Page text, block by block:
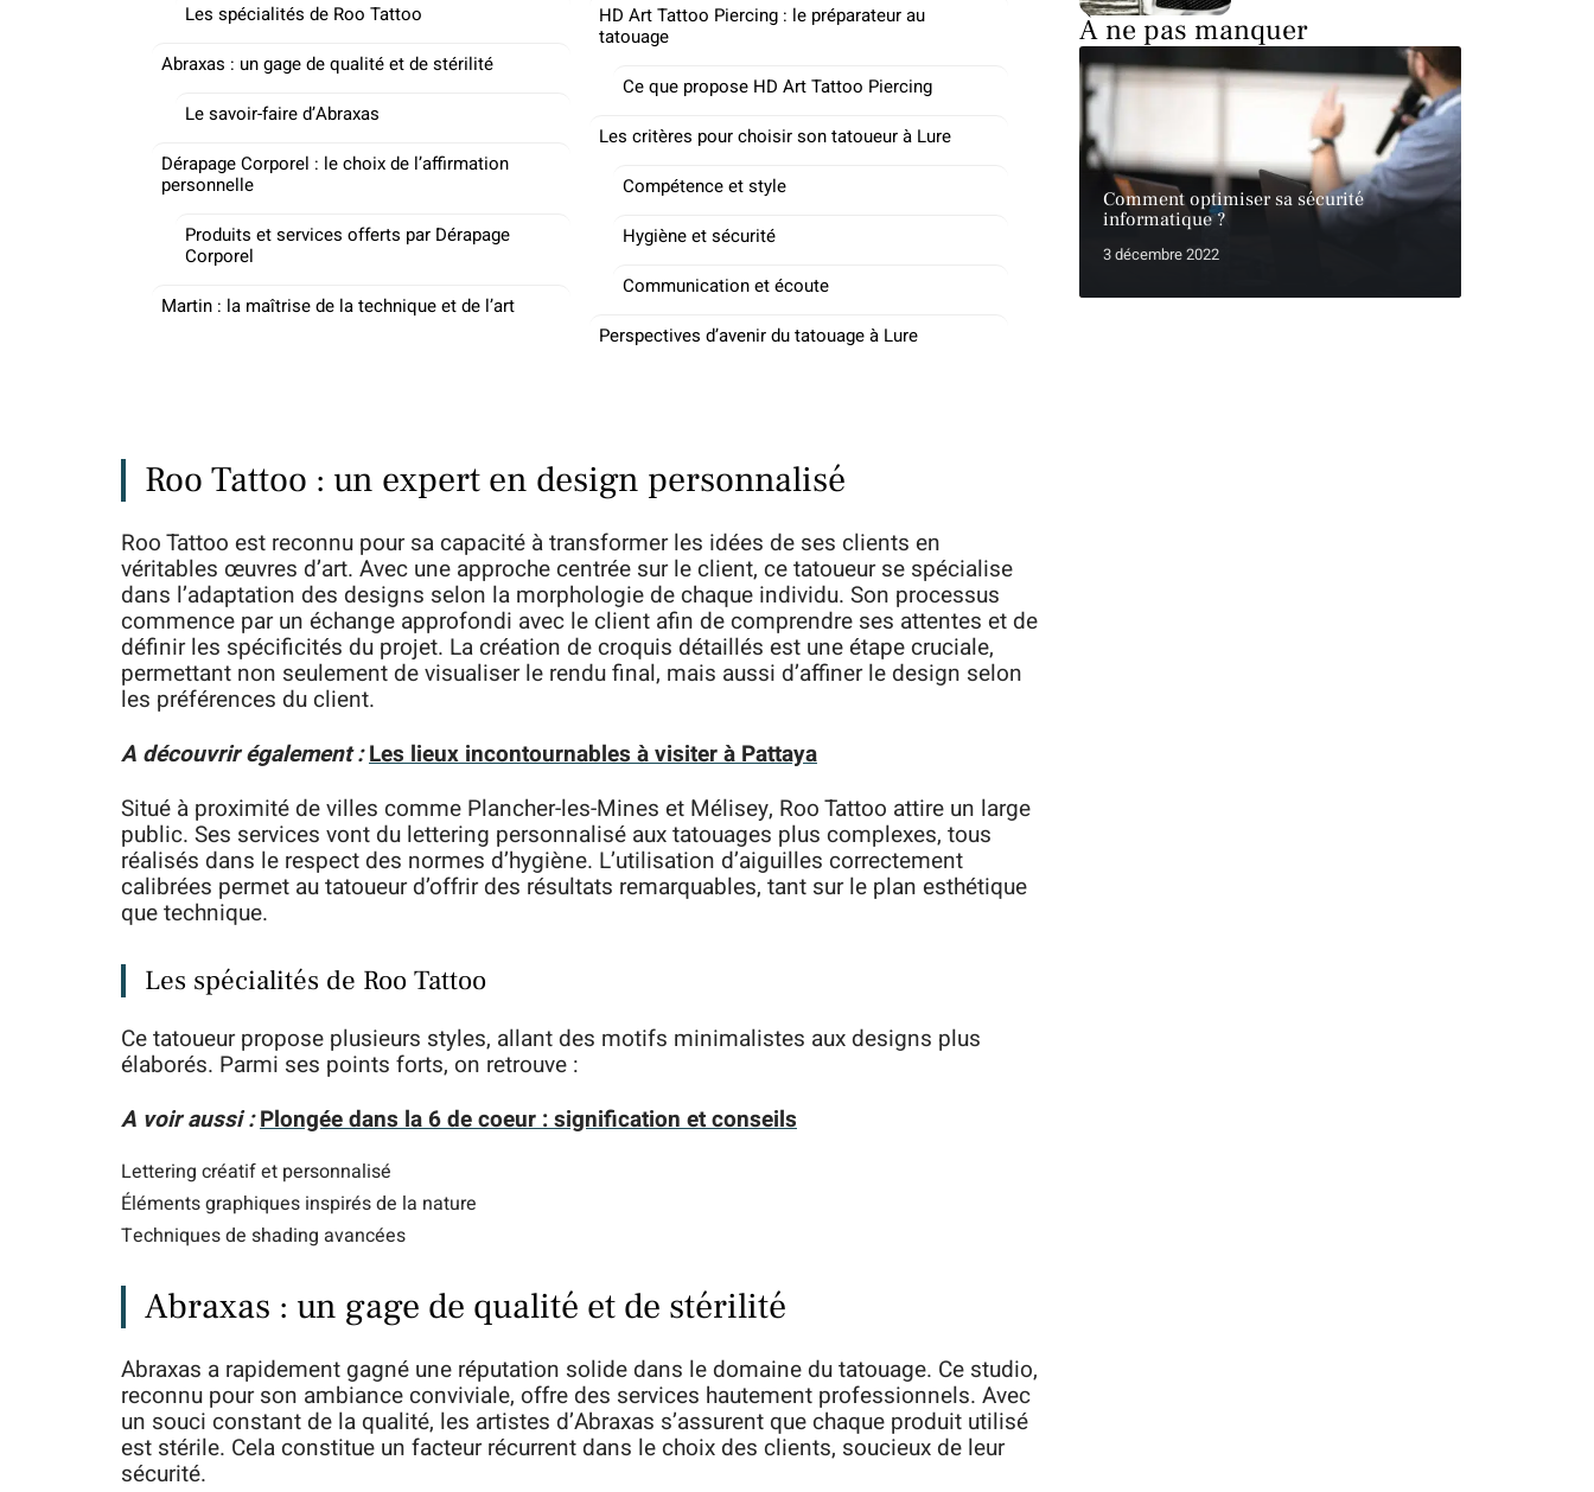
Les spécialités de Roo Tattoo
Abraxas : un gage de qualité et de stérilité
Le savoir-faire d’Abraxas
Dérapage Corporel : le choix de l’affirmation
personnelle
Produits et services offerts par Dérapage
Corporel
Martin : la maîtrise de la technique et de l’art
HD Art Tattoo Piercing : le préparateur au
tatouage
Ce que propose HD Art Tattoo Piercing
Les critères pour choisir son tatoueur à Lure
Compétence et style
Hygiène et sécurité
Communication et écoute
Perspectives d’avenir du tatouage à Lure
Roo Tattoo : un expert en design personnalisé
Roo Tattoo est reconnu pour sa capacité à transformer les idées de ses clients en
véritables œuvres d’art. Avec une approche centrée sur le client, ce tatoueur se spécialise
dans l’adaptation des designs selon la morphologie de chaque individu. Son processus
commence par un échange approfondi avec le client afin de comprendre ses attentes et de
définir les spécificités du projet. La création de croquis détaillés est une étape cruciale,
permettant non seulement de visualiser le rendu final, mais aussi d’affiner le design selon
les préférences du client.
A découvrir également :Les lieux incontournables à visiter à Pattaya
Situé à proximité de villes comme Plancher-les-Mines et Mélisey, Roo Tattoo attire un large
public. Ses services vont du lettering personnalisé aux tatouages plus complexes, tous
réalisés dans le respect des normes d’hygiène. L’utilisation d’aiguilles correctement
calibrées permet au tatoueur d’offrir des résultats remarquables, tant sur le plan esthétique
que technique.
Les spécialités de Roo Tattoo
Ce tatoueur propose plusieurs styles, allant des motifs minimalistes aux designs plus
élaborés. Parmi ses points forts, on retrouve :
A voir aussi :Plongée dans la 6 de coeur : signification et conseils
Lettering créatif et personnalisé
Éléments graphiques inspirés de la nature
Techniques de shading avancées
Abraxas : un gage de qualité et de stérilité
Abraxas a rapidement gagné une réputation solide dans le domaine du tatouage. Ce studio,
reconnu pour son ambiance conviviale, offre des services hautement professionnels. Avec
un souci constant de la qualité, les artistes d’Abraxas s’assurent que chaque produit utilisé
est stérile. Cela constitue un facteur récurrent dans le choix des clients, soucieux de leur
sécurité.
À ne pas manquer
Comment optimiser sa sécurité
informatique ?
3 décembre 2022